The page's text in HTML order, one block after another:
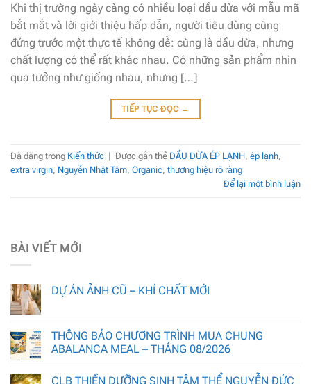
Khi thị trường ngày càng có nhiều loại dầu dừa với mẫu mã
bắt mắt và lời giới thiệu hấp dẫn, người tiêu dùng cũng
đứng trước một thực tế không dễ: cùng là dầu dừa, nhưng
chất lượng có thể rất khác nhau. Có những sản phẩm nhìn
qua tưởng như giống nhau, nhưng […]
TIẾP TỤC ĐỌC →
Đã đăng trong Kiến thức Được gắn thẻ DẦU DỪA ÉP LẠNH, ép lạnh,
extra virgin, Nguyễn Nhật Tâm, Organic, thương hiệu rõ ràng
Để lại một bình luận
BÀI VIẾT MỚI
DỰ ÁN ẢNH CŨ – KHÍ CHẤT MỚI
THÔNG BÁO CHƯƠNG TRÌNH MUA CHUNG
ABALANCA MEAL – THÁNG 08/2026
CLB THIỀN DƯỠNG SINH TÂM THỂ NGUYỄN ĐỨC